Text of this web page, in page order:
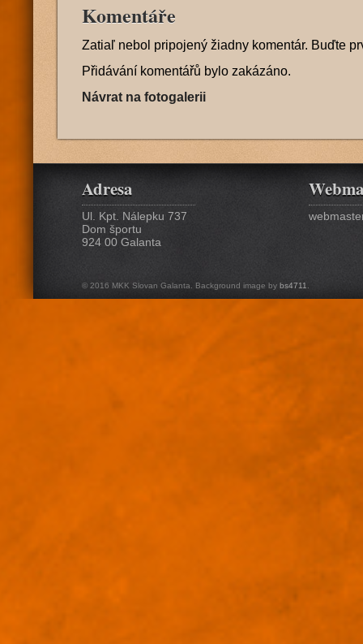
Komentáře
Zatiaľ nebol pripojený žiadny komentár. Buďte
Přidávání komentářů bylo zakázáno.
Návrat na fotogalerii
Adresa
Ul. Kpt. Nálepku 737
Dom športu
924 00 Galanta
© 2016 MKK Slovan Galanta. Background image by bs4711